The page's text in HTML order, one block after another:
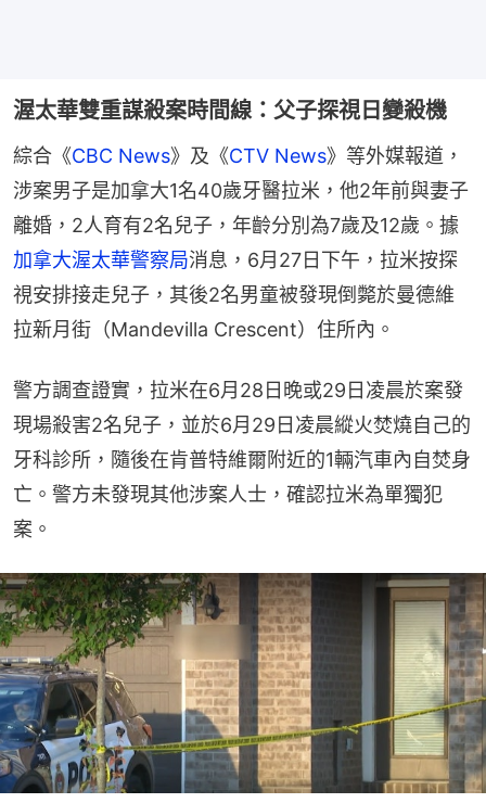
渥太華雙重謀殺案時間線：父子探視日變殺機
綜合《CBC News》及《CTV News》等外媒報道，
涉案男子是加拿大1名40歲牙醫拉米，他2年前與妻子
離婚，2人育有2名兒子，年齡分別為7歲及12歲。據
加拿大渥太華警察局消息，6月27日下午，拉米按探
視安排接走兒子，其後2名男童被發現倒斃於曼德維
拉新月街（Mandevilla Crescent）住所內。
警方調查證實，拉米在6月28日晚或29日凌晨於案發
現場殺害2名兒子，並於6月29日凌晨縱火焚燒自己的
牙科診所，隨後在肯普特維爾附近的1輛汽車內自焚身
亡。警方未發現其他涉案人士，確認拉米為單獨犯
案。